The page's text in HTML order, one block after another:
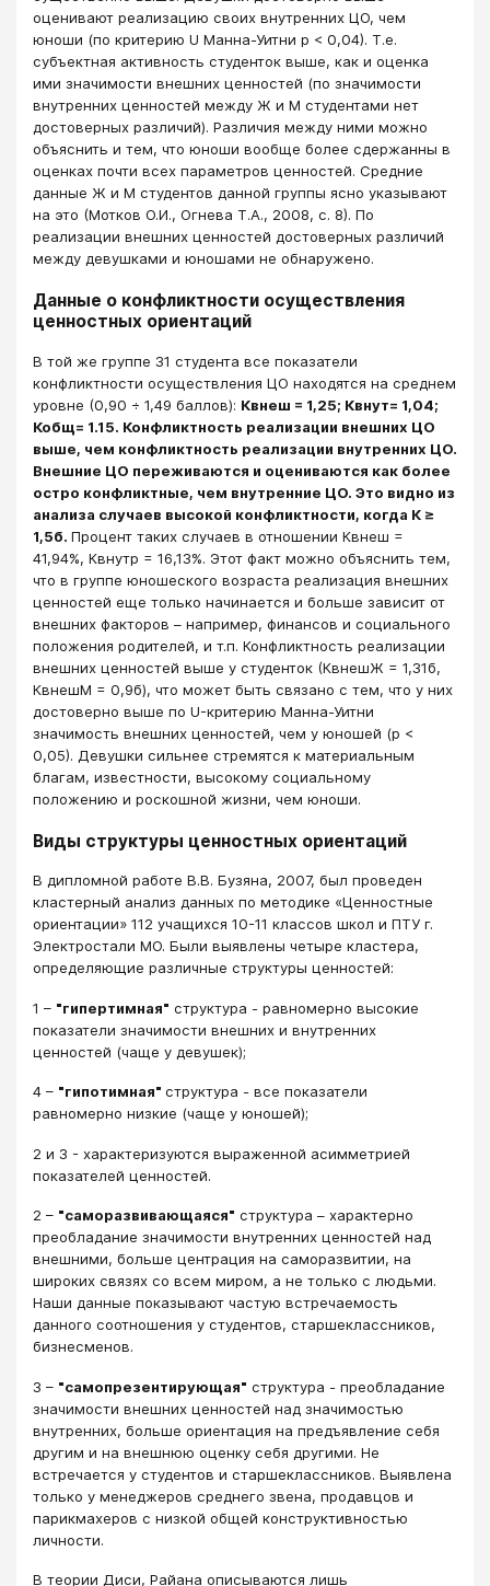
оценивают реализацию своих внутренних ЦО, чем
юноши (по критерию U Манна-Уитни р < 0,04). Т.е.
субъектная активность студенток выше, как и оценка
ими значимости внешних ценностей (по значимости
внутренних ценностей между Ж и М студентами нет
достоверных различий). Различия между ними можно
объяснить и тем, что юноши вообще более сдержанны в
оценках почти всех параметров ценностей. Средние
данные Ж и М студентов данной группы ясно указывают
на это (Мотков О.И., Огнева Т.А., 2008, с. 8). По
реализации внешних ценностей достоверных различий
между девушками и юношами не обнаружено.
Данные о конфликтности осуществления
ценностных ориентаций
В той же группе 31 студента все показатели
конфликтности осуществления ЦО находятся на среднем
уровне (0,90 ÷ 1,49 баллов): Квнеш = 1,25; Квнут= 1,04;
Кобщ= 1.15. Конфликтность реализации внешних ЦО
выше, чем конфликтность реализации внутренних ЦО.
Внешние ЦО переживаются и оцениваются как более
остро конфликтные, чем внутренние ЦО. Это видно из
анализа случаев высокой конфликтности, когда К ≥
1,5б. Процент таких случаев в отношении Квнеш =
41,94%, Квнутр = 16,13%. Этот факт можно объяснить тем,
что в группе юношеского возраста реализация внешних
ценностей еще только начинается и больше зависит от
внешних факторов – например, финансов и социального
положения родителей, и т.п. Конфликтность реализации
внешних ценностей выше у студенток (КвнешЖ = 1,31б,
КвнешМ = 0,9б), что может быть связано с тем, что у них
достоверно выше по U-критерию Манна-Уитни
значимость внешних ценностей, чем у юношей (р <
0,05). Девушки сильнее стремятся к материальным
благам, известности, высокому социальному
положению и роскошной жизни, чем юноши.
Виды структуры ценностных ориентаций
В дипломной работе В.В. Бузяна, 2007, был проведен
кластерный анализ данных по методике «Ценностные
ориентации» 112 учащихся 10-11 классов школ и ПТУ г.
Электростали МО. Были выявлены четыре кластера,
определяющие различные структуры ценностей:
1 – "гипертимная" структура - равномерно высокие
показатели значимости внешних и внутренних
ценностей (чаще у девушек);
4 – "гипотимная" структура - все показатели
равномерно низкие (чаще у юношей);
2 и 3 - характеризуются выраженной асимметрией
показателей ценностей.
2 – "саморазвивающаяся" структура – характерно
преобладание значимости внутренних ценностей над
внешними, больше центрация на саморазвитии, на
широких связях со всем миром, а не только с людьми.
Наши данные показывают частую встречаемость
данного соотношения у студентов, старшеклассников,
бизнесменов.
3 – "самопрезентирующая" структура - преобладание
значимости внешних ценностей над значимостью
внутренних, больше ориентация на предъявление себя
другим и на внешнюю оценку себя другими. Не
встречается у студентов и старшеклассников. Выявлена
только у менеджеров среднего звена, продавцов и
парикмахеров с низкой общей конструктивностью
личности.
В теории Диси, Райана описываются лишь